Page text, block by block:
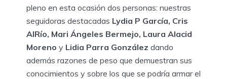
pleno en esta ocasión dos personas: nuestras
seguidoras destacadas Lydia P García, Cris
AlRío, Mari Ángeles Bermejo, Laura Alacid
Moreno y Lidia Parra González dando
además razones de peso que demuestran sus
conocimientos y sobre los que se podría armar el